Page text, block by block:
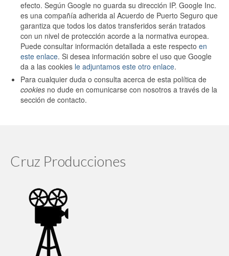
efecto. Según Google no guarda su dirección IP. Google Inc.
es una compañía adherida al Acuerdo de Puerto Seguro que
garantiza que todos los datos transferidos serán tratados
con un nivel de protección acorde a la normativa europea.
Puede consultar información detallada a este respecto en
este enlace. Si desea información sobre el uso que Google
da a las cookies le adjuntamos este otro enlace.
Para cualquier duda o consulta acerca de esta política de
cookies no dude en comunicarse con nosotros a través de la
sección de contacto.
Cruz Producciones